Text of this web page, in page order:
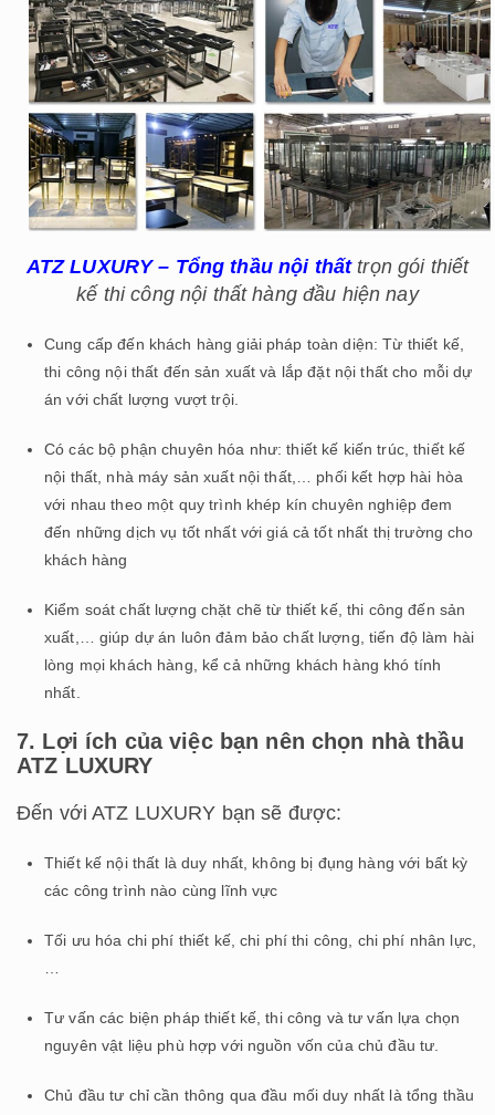
ATZ LUXURY – Tổng thầu nội thấttrọn gói thiết
kế thi công nội thất hàng đầu hiện nay
Cung cấp đến khách hàng giải pháp toàn diện: Từ thiết kế,
thi công nội thất đến sản xuất và lắp đặt nội thất cho mỗi dự
án với chất lượng vượt trội.
Có các bộ phận chuyên hóa như: thiết kế kiến trúc, thiết kế
nội thất, nhà máy sản xuất nội thất,… phối kết hợp hài hòa
với nhau theo một quy trình khép kín chuyên nghiệp đem
đến những dịch vụ tốt nhất với giá cả tốt nhất thị trường cho
khách hàng
Kiểm soát chất lượng chặt chẽ từ thiết kế, thi công đến sản
xuất,… giúp dự án luôn đảm bảo chất lượng, tiến độ làm hài
lòng mọi khách hàng, kể cả những khách hàng khó tính
nhất.
7. Lợi ích của việc bạn nên chọn nhà thầu
ATZ LUXURY
Đến với ATZ LUXURY bạn sẽ được:
Thiết kế nội thất là duy nhất, không bị đụng hàng với bất kỳ
các công trình nào cùng lĩnh vực
Tối ưu hóa chi phí thiết kế, chi phí thi công, chi phí nhân lực,
Tư vấn các biện pháp thiết kế, thi công và tư vấn lựa chọn
nguyên vật liệu phù hợp với nguồn vốn của chủ đầu tư.
Chủ đầu tư chỉ cần thông qua đầu mối duy nhất là tổng thầu